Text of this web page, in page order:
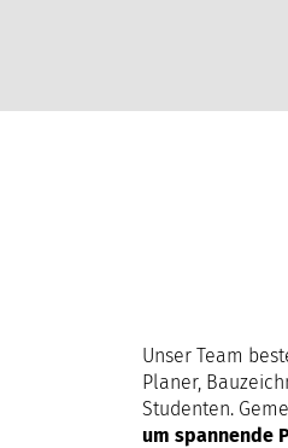
Unser Team
Planer,
Studenten.
um spannende